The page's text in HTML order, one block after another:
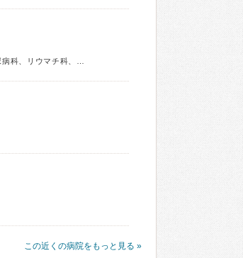
この近くの病院をもっと見る »